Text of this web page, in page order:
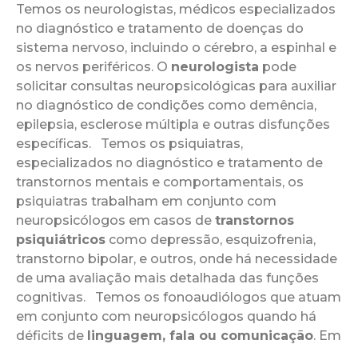
Temos os neurologistas, médicos especializados
no diagnóstico e tratamento de doenças do
sistema nervoso, incluindo o cérebro, a espinhal e
os nervos periféricos. O neurologista pode
solicitar consultas neuropsicológicas para auxiliar
no diagnóstico de condições como demência,
epilepsia, esclerose múltipla e outras disfunções
específicas. Temos os psiquiatras,
especializados no diagnóstico e tratamento de
transtornos mentais e comportamentais, os
psiquiatras trabalham em conjunto com
neuropsicólogos em casos de transtornos
psiquiátricos como depressão, esquizofrenia,
transtorno bipolar, e outros, onde há necessidade
de uma avaliação mais detalhada das funções
cognitivas. Temos os fonoaudiólogos que atuam
em conjunto com neuropsicólogos quando há
déficits de linguagem, fala ou comunicação. Em